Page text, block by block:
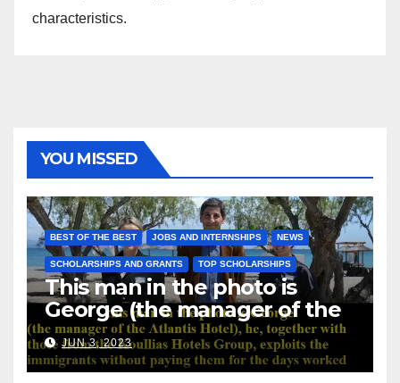
characteristics.
YOU MISSED
BEST OF THE BEST JOBS AND INTERNSHIPS NEWS
SCHOLARSHIPS AND GRANTS TOP SCHOLARSHIPS
This man in the photo is
George (the manager of the
Atlantis Hotel), he, together
with those from the Koullias
Hotels Group, exploits the
JUN 3, 2023